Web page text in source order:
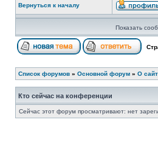
Вернуться к началу
Показать
Список форумов » Основной форум » О
Кто сейчас на конференции
Сейчас этот форум просматривают: нет